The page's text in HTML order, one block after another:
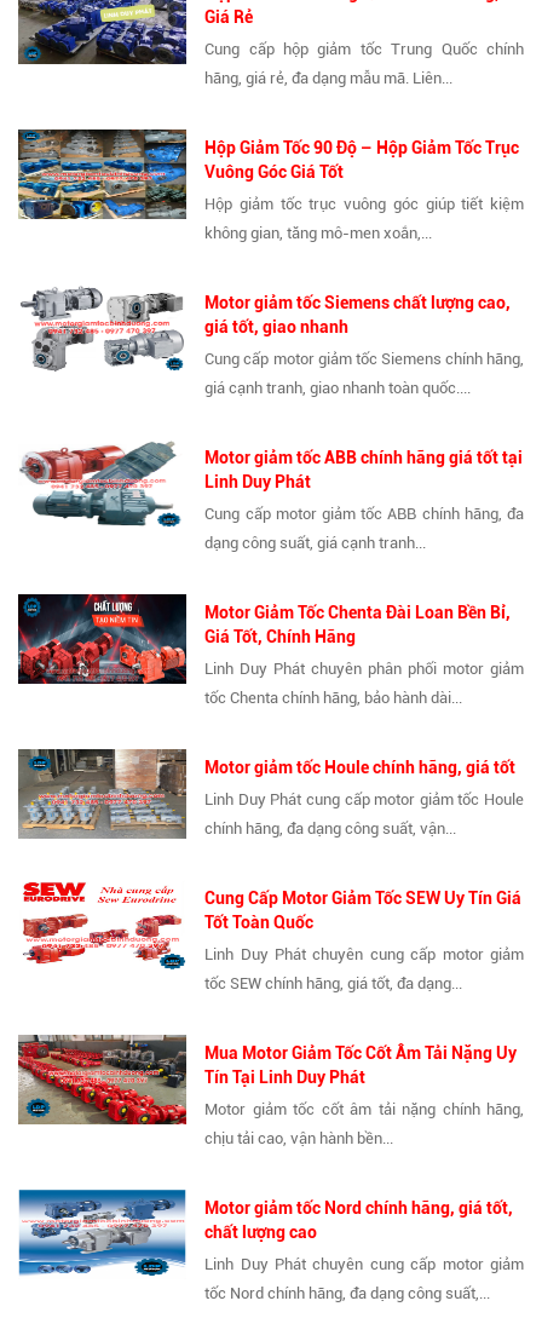
Giá Rẻ
Cung cấp hộp giảm tốc Trung Quốc chính
hãng, giá rẻ, đa dạng mẫu mã. Liên...
Hộp Giảm Tốc 90 Độ – Hộp Giảm Tốc Trục
Vuông Góc Giá Tốt
Hộp giảm tốc trục vuông góc giúp tiết kiệm
không gian, tăng mô-men xoắn,...
Motor giảm tốc Siemens chất lượng cao,
giá tốt, giao nhanh
Cung cấp motor giảm tốc Siemens chính hãng,
giá cạnh tranh, giao nhanh toàn quốc....
Motor giảm tốc ABB chính hãng giá tốt tại
Linh Duy Phát
Cung cấp motor giảm tốc ABB chính hãng, đa
dạng công suất, giá cạnh tranh...
Motor Giảm Tốc Chenta Đài Loan Bền Bỉ,
Giá Tốt, Chính Hãng
Linh Duy Phát chuyên phân phối motor giảm
tốc Chenta chính hãng, bảo hành dài...
Motor giảm tốc Houle chính hãng, giá tốt
Linh Duy Phát cung cấp motor giảm tốc Houle
chính hãng, đa dạng công suất, vận...
Cung Cấp Motor Giảm Tốc SEW Uy Tín Giá
Tốt Toàn Quốc
Linh Duy Phát chuyên cung cấp motor giảm
tốc SEW chính hãng, giá tốt, đa dạng...
Mua Motor Giảm Tốc Cốt Âm Tải Nặng Uy
Tín Tại Linh Duy Phát
Motor giảm tốc cốt âm tải nặng chính hãng,
chịu tải cao, vận hành bền...
Motor giảm tốc Nord chính hãng, giá tốt,
chất lượng cao
Linh Duy Phát chuyên cung cấp motor giảm
tốc Nord chính hãng, đa dạng công suất,...